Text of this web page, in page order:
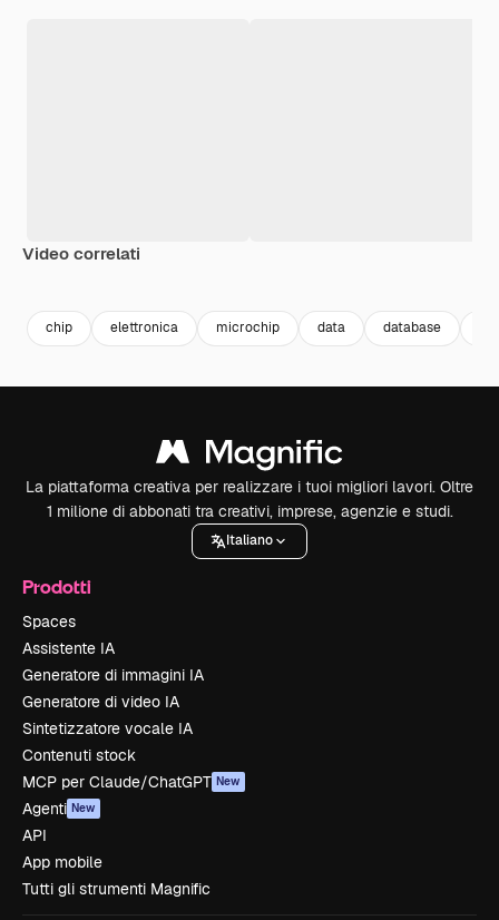
Video correlati
chip elettronica microchip data database
La piattaforma creativa per realizzare i tuoi migliori lavori. Oltre
1 milione di abbonati tra creativi, imprese, agenzie e studi.
Italiano
Prodotti
Spaces
Assistente IA
Generatore di immagini IA
Generatore di video IA
Sintetizzatore vocale IA
Contenuti stock
MCP per Claude/ChatGPT New
Agenti New
API
App mobile
Tutti gli strumenti Magnific